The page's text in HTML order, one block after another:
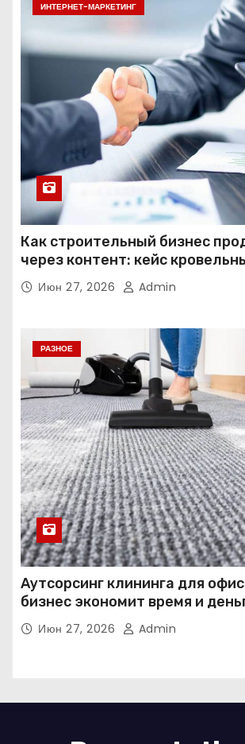
ИНТЕРНЕТ-МАРКЕТИНГ
Как строительный бизнес
через контент: кейс
Июн 27, 2026 Admin
РАЗНОЕ
Аутсорсинг клининга для
бизнес экономит время и
Июн 27, 2026 Admin